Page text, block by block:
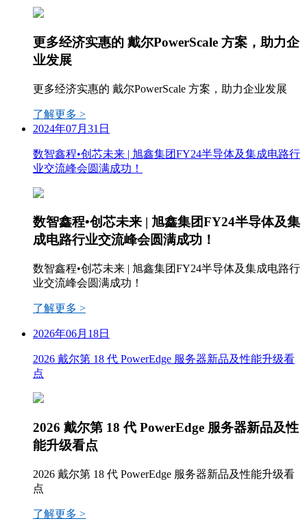
更多经济实惠的 戴尔PowerScale 方案，助力企
业发展
更多经济实惠的 戴尔PowerScale 方案，助力企业发展
了解更多 >
2024年07月31日
数智鑫程•创芯未来 | 旭鑫集团FY24半导体及集成电路行
业交流峰会圆满成功！
数智鑫程•创芯未来 | 旭鑫集团FY24半导体及集
成电路行业交流峰会圆满成功！
数智鑫程•创芯未来 | 旭鑫集团FY24半导体及集成电路行
业交流峰会圆满成功！
了解更多 >
2026年06月18日
2026 戴尔第 18 代 PowerEdge 服务器新品及性能升级看
点
2026 戴尔第 18 代 PowerEdge 服务器新品及性
能升级看点
2026 戴尔第 18 代 PowerEdge 服务器新品及性能升级看
点
了解更多 >